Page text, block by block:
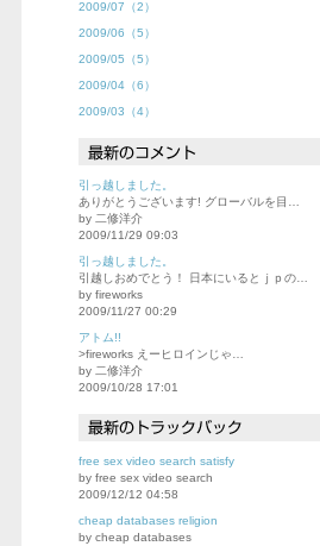
2009/07（2）
2009/06（5）
2009/05（5）
2009/04（6）
2009/03（4）
引っ越しました。
ありがとうございます! グローバルを目…
by 二修洋介
2009/11/29 09:03
引っ越しました。
引越しおめでとう！ 日本にいるとｊｐの…
by fireworks
2009/11/27 00:29
アトム!!
>fireworks えーヒロインじゃ…
by 二修洋介
2009/10/28 17:01
free sex video search satisfy
by free sex video search
2009/12/12 04:58
cheap databases religion
by cheap databases